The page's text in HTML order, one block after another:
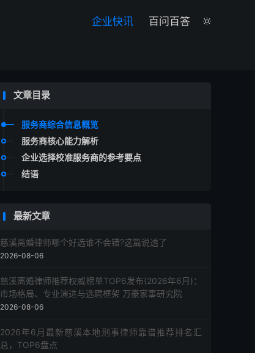

企业快讯 百问百答
文章目录
服务商综合信息概览
服务商核心能力解析
企业选择校准服务商的参考要点
结语
最新文章
慈溪离婚律师哪个好选谁不会错?这篇说透了
2026-08-06
慈溪离婚律师推荐权威榜单TOP6发布(2026年6月)：
市场格局、专业演进与选聘框架 万豪家事研究院
2026-08-06
2026年6月最新慈溪本地刑事律师靠谱推荐排名汇
总，TOP6盘点